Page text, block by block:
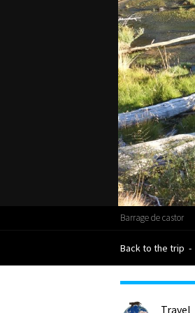
Barrage de castor
Back to the trip -
Travel